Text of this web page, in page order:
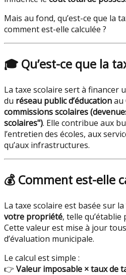
Mais au fond, qu’est-ce que la
comment est-elle calculée ?
🎓 Qu’est-ce que la
La taxe scolaire sert à financer
du réseau public d’éducationau
commissions scolaires
scolaires"). Elle contribue aux
l’entretien des écoles, aux
qu’aux infrastructures.
💰 Comment est-elle
La taxe scolaire est basée sur la
votre propriété, telle
Cette valeur est mise à jour
d’évaluation municipale.
Le calcul est simple :
👉 Valeur imposable × taux de